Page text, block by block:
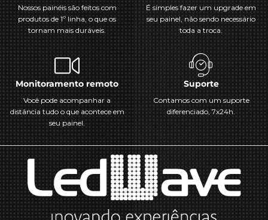
Nossos painéis são feitos com
produtos de 1º linha, o que os
tornam mais duráveis.
É simples fazer um upgrade em
seu painel, não sendo necessário
toda a troca.
Monitoramento remoto
Você pode acompanhar a
distância tudo o que acontece em
seu painel.
Suporte
Contamos com um suporte
diferenciado, 7x24h.